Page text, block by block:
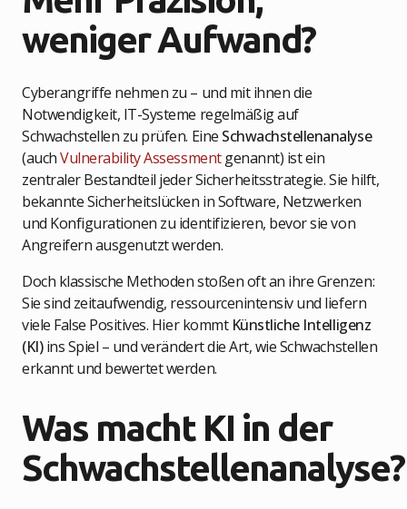
weniger Aufwand?
Cyberangriffe nehmen zu – und mit ihnen die
Notwendigkeit, IT-Systeme regelmäßig auf
Schwachstellen zu prüfen. Eine Schwachstellenanalyse
(auchVulnerability Assessmentgenannt) ist ein
zentraler Bestandteil jeder Sicherheitsstrategie. Sie hilft,
bekannte Sicherheitslücken in Software, Netzwerken
und Konfigurationen zu identifizieren, bevor sie von
Angreifern ausgenutzt werden.
Doch klassische Methoden stoßen oft an ihre Grenzen:
Sie sind zeitaufwendig, ressourcenintensiv und liefern
viele False Positives. Hier kommt Künstliche Intelligenz
(KI)ins Spiel – und verändert die Art, wie Schwachstellen
erkannt und bewertet werden.
Was macht KI in der
Schwachstellenanalyse?